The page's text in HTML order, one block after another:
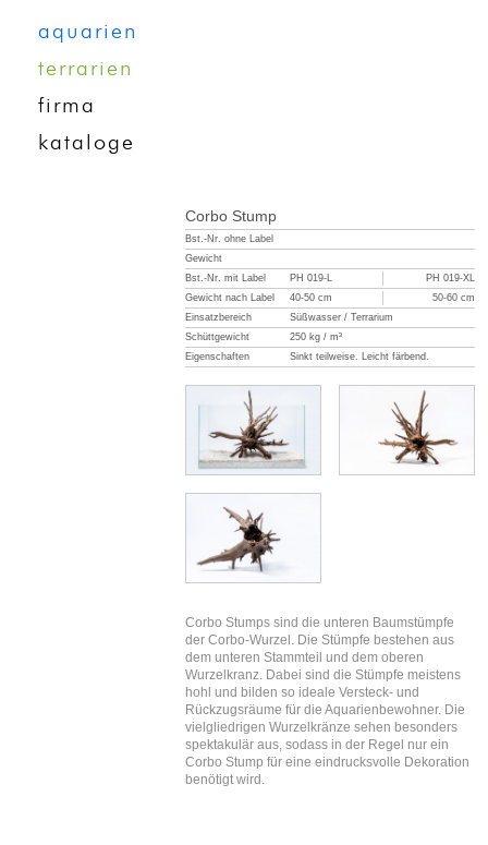
Corbo Stump
Bst.-Nr. ohne Label
Gewicht
Bst.-Nr. mit Label
PH 019-L
PH 019-XL
Gewicht nach Label
40-50 cm
50-60 cm
Einsatzbereich
Süßwasser / Terrarium
Schüttgewicht
250 kg / m³
Eigenschaften
Sinkt teilweise. Leicht färbend.
Corbo Stumps sind die unteren Baumstümpfe
der Corbo-Wurzel. Die Stümpfe bestehen aus
dem unteren Stammteil und dem oberen
Wurzelkranz. Dabei sind die Stümpfe meistens
hohl und bilden so ideale Versteck- und
Rückzugsräume für die Aquarienbewohner. Die
vielgliedrigen Wurzelkränze sehen besonders
spektakulär aus, sodass in der Regel nur ein
Corbo Stump für eine eindrucksvolle Dekoration
benötigt wird.
aquarien
terrarien
firma
kataloge